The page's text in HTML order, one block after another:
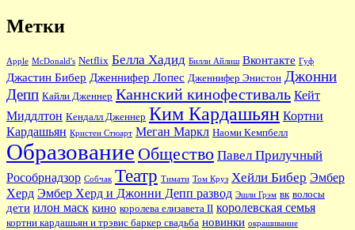
Метки
Apple McDonald's Netflix Белла Хадид Билли Айлиш Вконтакте Гуф
Джастин Бибер Дженнифер Лопес Дженнифер Энистон Джонни
Депп Кайли Дженнер Каннский кинофестиваль Кейт
Миддлтон Кендалл Дженнер Ким Кардашьян Кортни
Кардашьян Кристен Стюарт Меган Маркл Наоми Кемпбелл
Образование Общество Павел Прилучный
Рособрнадзор Собчак Театр Тимати Том Круз Хейли Бибер Эмбер
Херд Эмбер Херд и Джонни Депп развод Эшли Грэм вк волосы
дети илон маск кино королева елизавета II королевская семья
кортни кардашьян и трэвис баркер свадьба новинки окрашивание